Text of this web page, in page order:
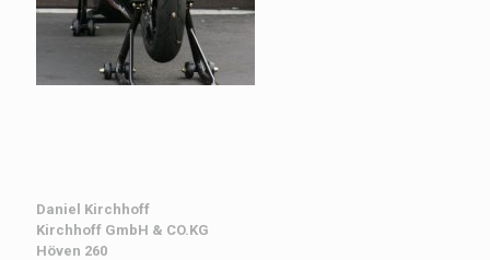
Daniel Kirchhoff
Kirchhoff GmbH & CO.KG
Höven 260